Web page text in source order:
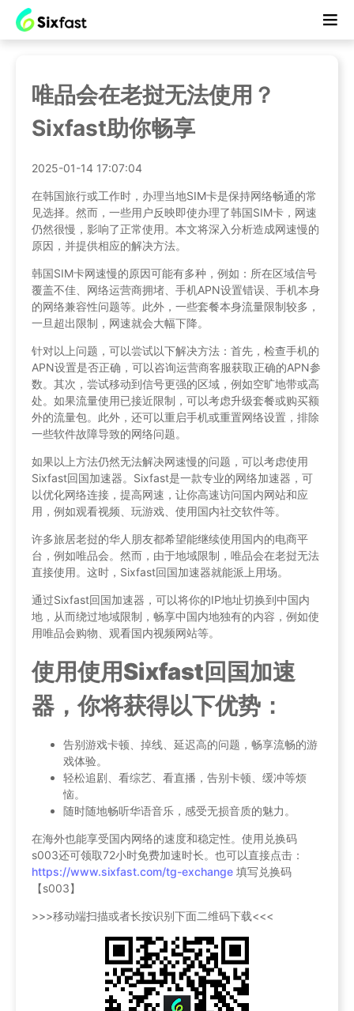
唯品会在老挝无法使用？
Sixfast助你畅享
2025-01-14 17:07:04
在韩国旅行或工作时，办理当地SIM卡是保持网络畅通的常
见选择。然而，一些用户反映即使办理了韩国SIM卡，网速
仍然很慢，影响了正常使用。本文将深入分析造成网速慢的
原因，并提供相应的解决方法。
韩国SIM卡网速慢的原因可能有多种，例如：所在区域信号
覆盖不佳、网络运营商拥堵、手机APN设置错误、手机本身
的网络兼容性问题等。此外，一些套餐本身流量限制较多，
一旦超出限制，网速就会大幅下降。
针对以上问题，可以尝试以下解决方法：首先，检查手机的
APN设置是否正确，可以咨询运营商客服获取正确的APN参
数。其次，尝试移动到信号更强的区域，例如空旷地带或高
处。如果流量使用已接近限制，可以考虑升级套餐或购买额
外的流量包。此外，还可以重启手机或重置网络设置，排除
一些软件故障导致的网络问题。
如果以上方法仍然无法解决网速慢的问题，可以考虑使用
Sixfast回国加速器。Sixfast是一款专业的网络加速器，可
以优化网络连接，提高网速，让你高速访问国内网站和应
用，例如观看视频、玩游戏、使用国内社交软件等。
许多旅居老挝的华人朋友都希望能继续使用国内的电商平
台，例如唯品会。然而，由于地域限制，唯品会在老挝无法
直接使用。这时，Sixfast回国加速器就能派上用场。
通过Sixfast回国加速器，可以将你的IP地址切换到中国内
地，从而绕过地域限制，畅享中国内地独有的内容，例如使
用唯品会购物、观看国内视频网站等。
使用使用Sixfast回国加速
器，你将获得以下优势：
告别游戏卡顿、掉线、延迟高的问题，畅享流畅的游
戏体验。
轻松追剧、看综艺、看直播，告别卡顿、缓冲等烦
恼。
随时随地畅听华语音乐，感受无损音质的魅力。
在海外也能享受国内网络的速度和稳定性。使用兑换码
s003还可领取72小时免费加速时长。也可以直接点击：
https://www.sixfast.com/tg-exchange 填写兑换码
【s003】
>>>移动端扫描或者长按识别下面二维码下载<<<